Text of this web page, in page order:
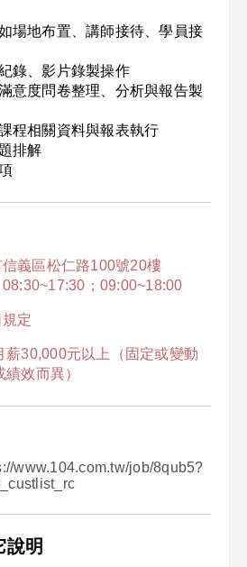
場地布置、講師接待、學員接
錄、影片錄製操作
意度問卷整理、分析與報告製
程相關資料與報表執行
排解
信義區松仁路100號20樓
08:30~17:30；09:00~18:00
定
薪30,000元以上（固定或變動
效而異）
www.104.com.tw/job/8qub5?
說明